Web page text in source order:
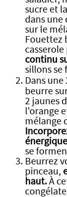
sucre et
dans une
sur le
Fouettez
continu
sillons se
Dans
beurre
2 jaunes
l'orange
mélange
se
Beurrez
pinceau,
haut. À